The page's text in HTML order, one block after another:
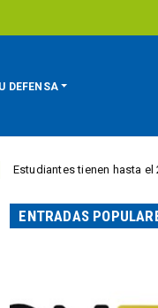
DEFENSA
tienen hasta el 28 de
ENTRADAS